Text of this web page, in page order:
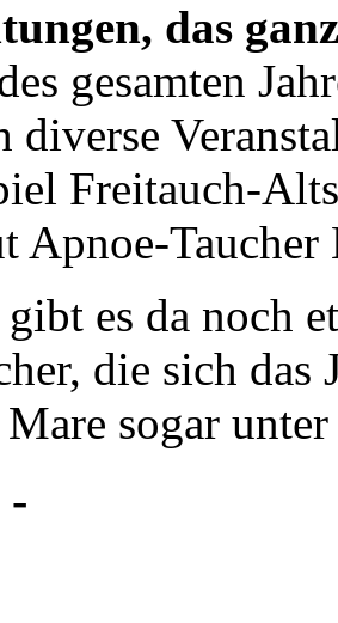
das
gesamten
diverse
Freitauch-
Apnoe-
es da noch
die sich das
sogar
-